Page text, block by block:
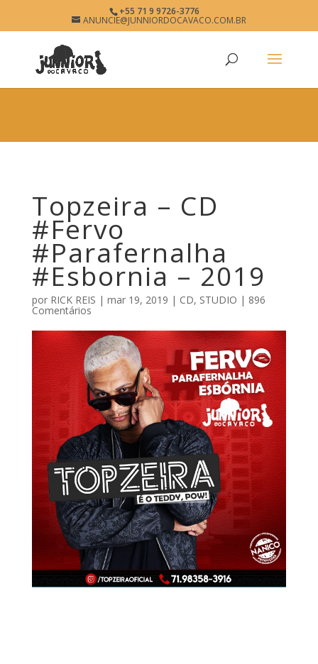
Topzeira
www.junniordocavaco.com.br
+55 71 9 9726-3776
ANUNCIE@JUNNIORDOCAVACO.COM.BR
Topzeira – CD
#Fervo
#Parafernalha
#Esbornia – 2019
por RICK REIS | mar 19, 2019 | CD, STUDIO | 896
Comentários
× Free - In Google Play View